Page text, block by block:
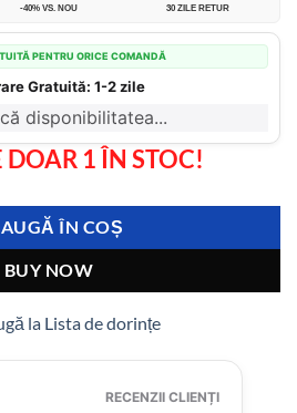
-40% VS. NOU 30 ZILE RETUR
PENTRU ORICE COMANDĂ
Gratuită: 1-2 zile
disponibilitatea...
DOAR 1 ÎN STOC!
ÎN COȘ
BUY NOW
la Lista de dorințe
RECENZII CLIENȚI